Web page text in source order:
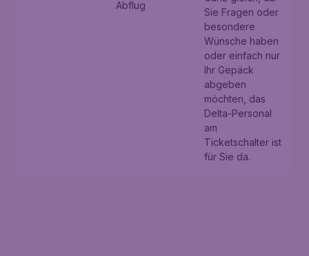
Abflug
Sie Fragen oder
besondere
Wünsche haben
oder einfach nur
Ihr Gepäck
abgeben
möchten, das
Delta-Personal
am
Ticketschalter ist
für Sie da.